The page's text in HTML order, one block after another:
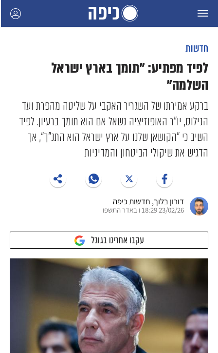
חדשות
לפיד מפתיע: "תומך בארץ ישראל
השלמה"
ברקע אמירתו של השגריר האקבי על שליטה מהפרת ועד
הנילוס, יו"ר האופוזיציה נשאל אם הוא תומך ברעיון. לפיד
השיב כי "הקושאן שלנו על ארץ ישראל הוא התנ"ך", אך
הדגיש את שיקולי הביטחון והמדיניות
דורון בלוך, חדשות כיפה
23/02/26 18:29 ו באדר התשפו
עקבו אחרינו בגוגל